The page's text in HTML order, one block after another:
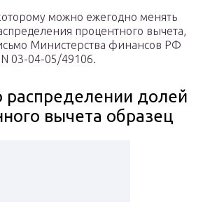
можно ежегодно менять
процентного вычета,
Министерства финансов РФ
03-04-05/49106.
распределении долей
вычета образец